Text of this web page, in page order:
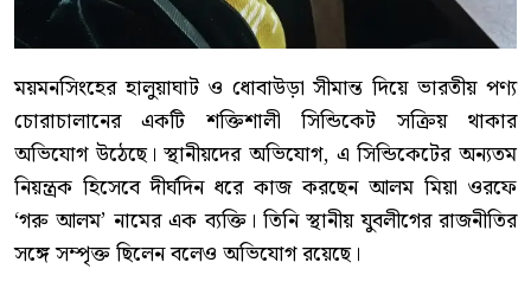
ময়মনসিংহের হালুয়াঘাট ও ধোবাউড়া সীমান্ত দিয়ে ভারতীয় পণ্য
চোরাচালানের একটি শক্তিশালী সিন্ডিকেট সক্রিয় থাকার
অভিযোগ উঠেছে। স্থানীয়দের অভিযোগ, এ সিন্ডিকেটের অন্যতম
নিয়ন্ত্রক হিসেবে দীর্ঘদিন ধরে কাজ করছেন আলম মিয়া ওরফে
‘গরু আলম’ নামের এক ব্যক্তি। তিনি স্থানীয় যুবলীগের রাজনীতির
সঙ্গে সম্পৃক্ত ছিলেন বলেও অভিযোগ রয়েছে।